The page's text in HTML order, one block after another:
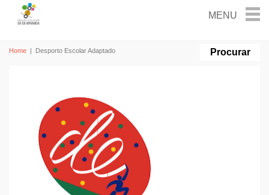
Home | Desporto Escolar Adaptado